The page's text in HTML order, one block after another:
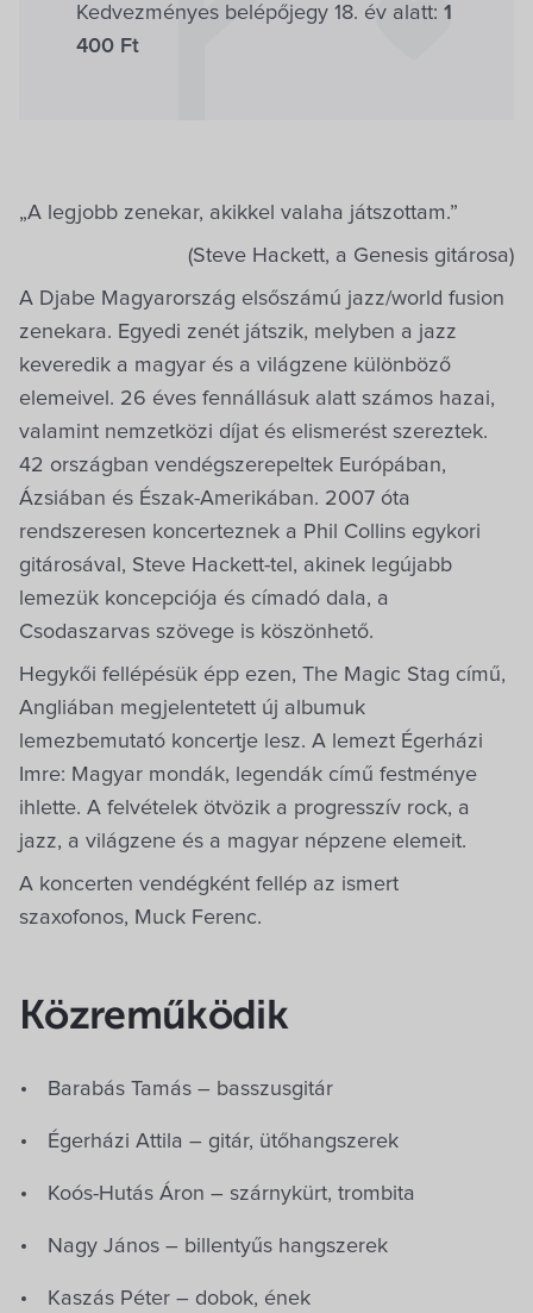
„A legjobb zenekar, akikkel valaha játszottam.”
(Steve Hackett, a Genesis gitárosa)
A Djabe Magyarország elsőszámú jazz/world fusion
zenekara. Egyedi zenét játszik, melyben a jazz
keveredik a magyar és a világzene különböző
elemeivel. 26 éves fennállásuk alatt számos hazai,
valamint nemzetközi díjat és elismerést szereztek.
42 országban vendégszerepeltek Európában,
Ázsiában és Észak-Amerikában. 2007 óta
rendszeresen koncerteznek a Phil Collins egykori
gitárosával, Steve Hackett-tel, akinek legújabb
lemezük koncepciója és címadó dala, a
Csodaszarvas szövege is köszönhető.
Hegykői fellépésük épp ezen, The Magic Stag című,
Angliában megjelentetett új albumuk
lemezbemutató koncertje lesz. A lemezt Égerházi
Imre: Magyar mondák, legendák című festménye
ihlette. A felvételek ötvözik a progresszív rock, a
jazz, a világzene és a magyar népzene elemeit.
A koncerten vendégként fellép az ismert
szaxofonos, Muck Ferenc.
Közreműködik
Barabás Tamás – basszusgitár
Égerházi Attila – gitár, ütőhangszerek
Koós-Hutás Áron – szárnykürt, trombita
Nagy János – billentyűs hangszerek
Kaszás Péter – dobok, ének
Kedvezményes belépőjegy 18. év alatt: 1
400 Ft